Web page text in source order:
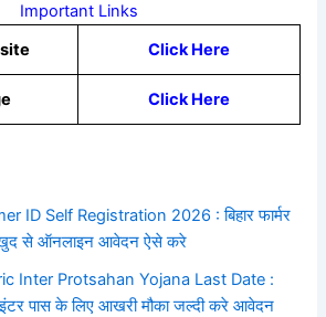
Important Links
Click Here
Click Here
ID Self Registration 2026 : बिहार फार्मर
खुद से ऑनलाइन आवेदन ऐसे करे
Inter Protsahan Yojana Last Date :
पास के लिए आखरी मौका जल्दी करे आवेदन